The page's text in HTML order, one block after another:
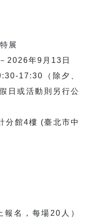
展
2026年9月13日
17:30（除夕、
日或活動則另行公
分館4樓 (臺北市中
名，每場20人）